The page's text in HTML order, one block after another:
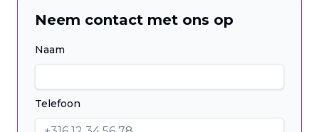
Neem contact met ons op
Naam
Telefoon